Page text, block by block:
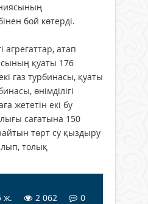
бой көтерді.
агрегаттар, атап
қуаты 176
газ турбинасы, қуаты
өнімділігі
жететін екі бу
сағатына 150
төрт су қыздыру
толық
ж.
2 062 0